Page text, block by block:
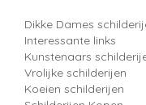
Dikke Dames
Interessante links
Kunstenaars
Vrolijke schilderijen
Koeien schilderijen